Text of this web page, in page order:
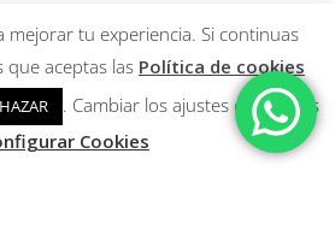
Continuada Logoss | Diseño weby
mejorar tu experiencia. Si continuas
que aceptas las Política de cookies
. Cambiar los ajustes de cookies
Cookies